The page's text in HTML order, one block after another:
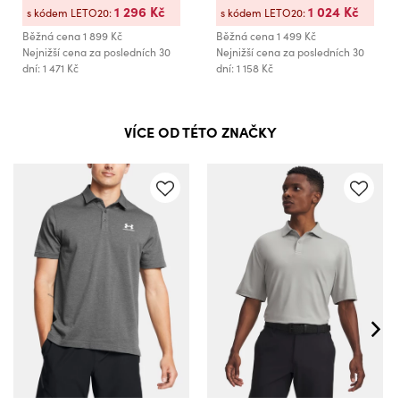
Běžná cena1 899 Kč
Nejnižší cena za posledních 30
dní: 1 471 Kč
s kódem LETO20:1 296 Kč
Běžná cena1 499 Kč
Nejnižší cena za posledních 30
dní: 1 158 Kč
s kódem LETO20:1 024 Kč
VÍCE OD TÉTO ZNAČKY